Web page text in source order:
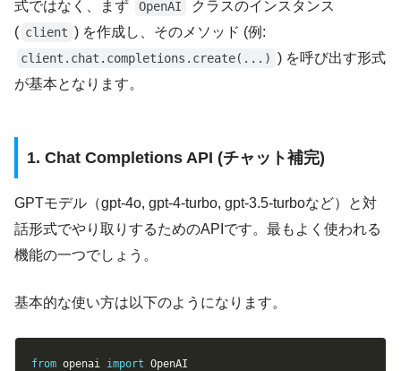
式ではなく、まず
OpenAI
クラスのインスタンス
( client ) を作成し、そのメソッド (例:
client.chat.completions.create(...) ) を呼び出す形式
が基本となります。
1. Chat Completions API (チャット補完)
GPTモデル（gpt-4o, gpt-4-turbo, gpt-3.5-turboなど）と対
話形式でやり取りするためのAPIです。最もよく使われる
機能の一つでしょう。
基本的な使い方は以下のようになります。
from openai import